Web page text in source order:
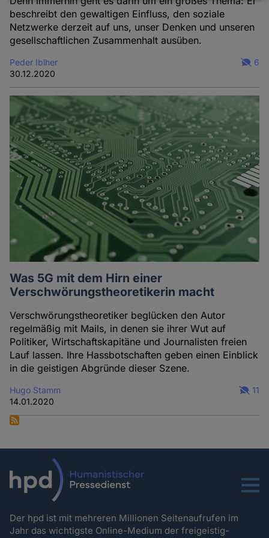
beschreibt den gewaltigen Einfluss, den soziale
Netzwerke derzeit auf uns, unser Denken und unseren
gesellschaftlichen Zusammenhalt ausüben.
Peder Iblher
30.12.2020
6
Was 5G mit dem Hirn einer
Verschwörungstheoretikerin macht
Verschwörungstheoretiker beglücken den Autor
regelmäßig mit Mails, in denen sie ihrer Wut auf
Politiker, Wirtschaftskapitäne und Journalisten freien
Lauf lassen. Ihre Hassbotschaften geben einen Einblick
in die geistigen Abgründe dieser Szene.
Hugo Stamm
14.01.2020
11
Menu
Der hpd ist mit mehreren Millionen Seitenaufrufen im
Jahr das wichtigste Online-Medium der freigeistig-
und
Cookies